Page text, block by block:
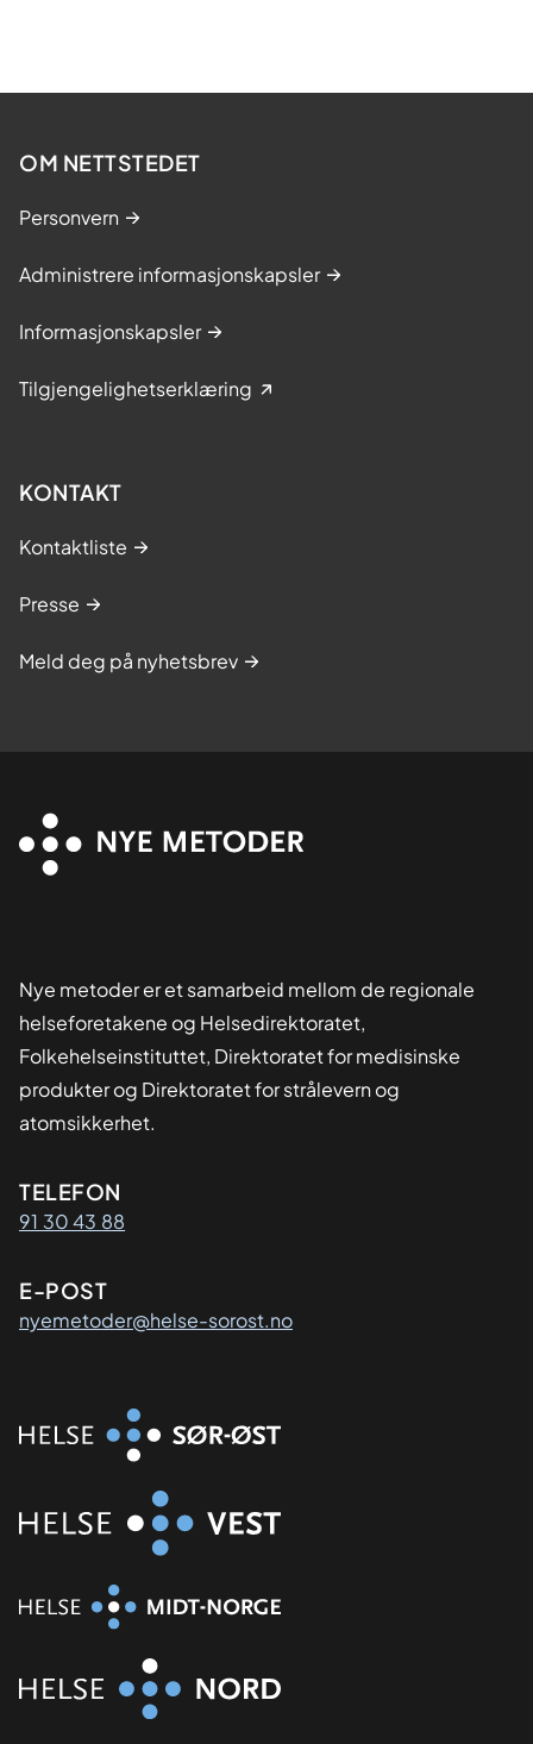
OM NETTSTEDET
Personvern
Administrere informasjonskapsler
Informasjonskapsler
Tilgjengelighetserklæring
KONTAKT
Kontaktliste
Presse
Meld deg på nyhetsbrev
Nye metoder er et samarbeid mellom de regionale
helseforetakene og Helsedirektoratet,
Folkehelseinstituttet, Direktoratet for medisinske
produkter og Direktoratet for strålevern og
atomsikkerhet.
Kontaktinformasjon
TELEFON
91 30 43 88
E-POST
nyemetoder@helse-sorost.no
Organisasjon